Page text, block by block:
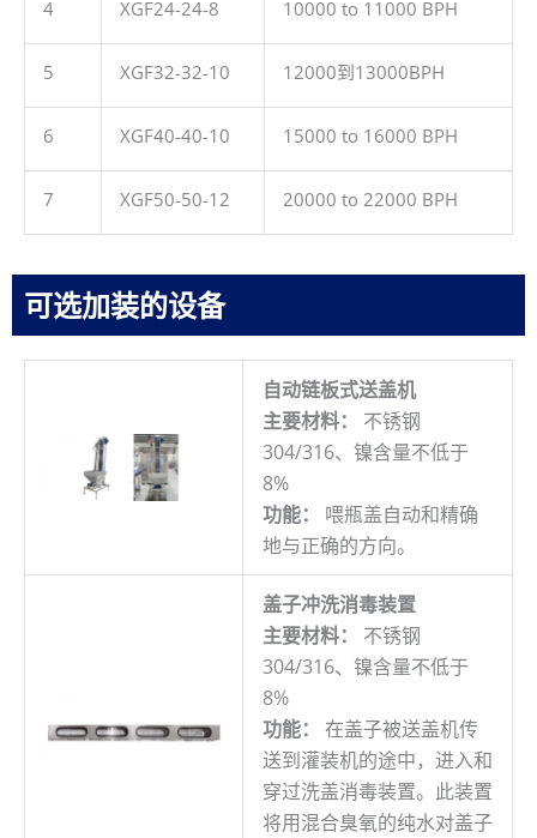
4 XGF24-24-8 10000 to 11000 BPH
5 XGF32-32-10 12000到13000BPH
6 XGF40-40-10 15000 to 16000 BPH
7 XGF50-50-12 20000 to 22000 BPH
可选加装的设备
自动链板式送盖机
主要材料：
不锈钢
304/316、镍含量不低于
8%
功能：
喂瓶盖自动和精确
地与正确的方向。
盖子冲洗消毒装置
主要材料： 不锈钢
304/316、镍含量不低于
8%
功能： 在盖子被送盖机传
送到灌装机的途中，进入和
穿过洗盖消毒装置。此装置
将用混合臭氧的纯水对盖子